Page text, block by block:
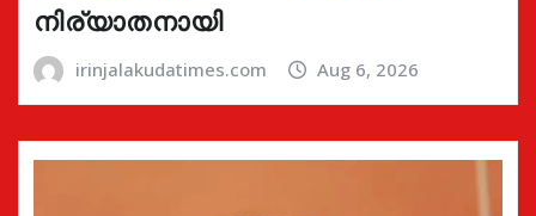
നിര്യാതനായി
irinjalakudatimes.com Aug 6, 2026